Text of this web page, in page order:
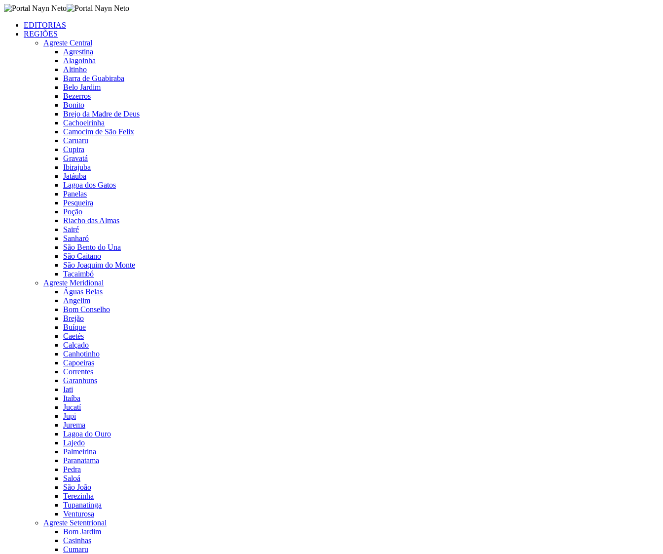
EDITORIAS
REGIÕES
Agreste Central
Agrestina
Alagoinha
Altinho
Barra de Guabiraba
Belo Jardim
Bezerros
Bonito
Brejo da Madre de Deus
Cachoeirinha
Camocim de São Felix
Caruaru
Cupira
Gravatá
Ibirajuba
Jatáuba
Lagoa dos Gatos
Panelas
Pesqueira
Poção
Riacho das Almas
Sairé
Sanharó
São Bento do Una
São Caitano
São Joaquim do Monte
Tacaimbó
Agreste Meridional
Águas Belas
Angelim
Bom Conselho
Brejão
Buíque
Caetés
Calçado
Canhotinho
Capoeiras
Correntes
Garanhuns
Iati
Itaíba
Jucatí
Jupi
Jurema
Lagoa do Ouro
Lajedo
Palmeirina
Paranatama
Pedra
Saloá
São João
Terezinha
Tupanatinga
Venturosa
Agreste Setentrional
Bom Jardim
Casinhas
Cumaru